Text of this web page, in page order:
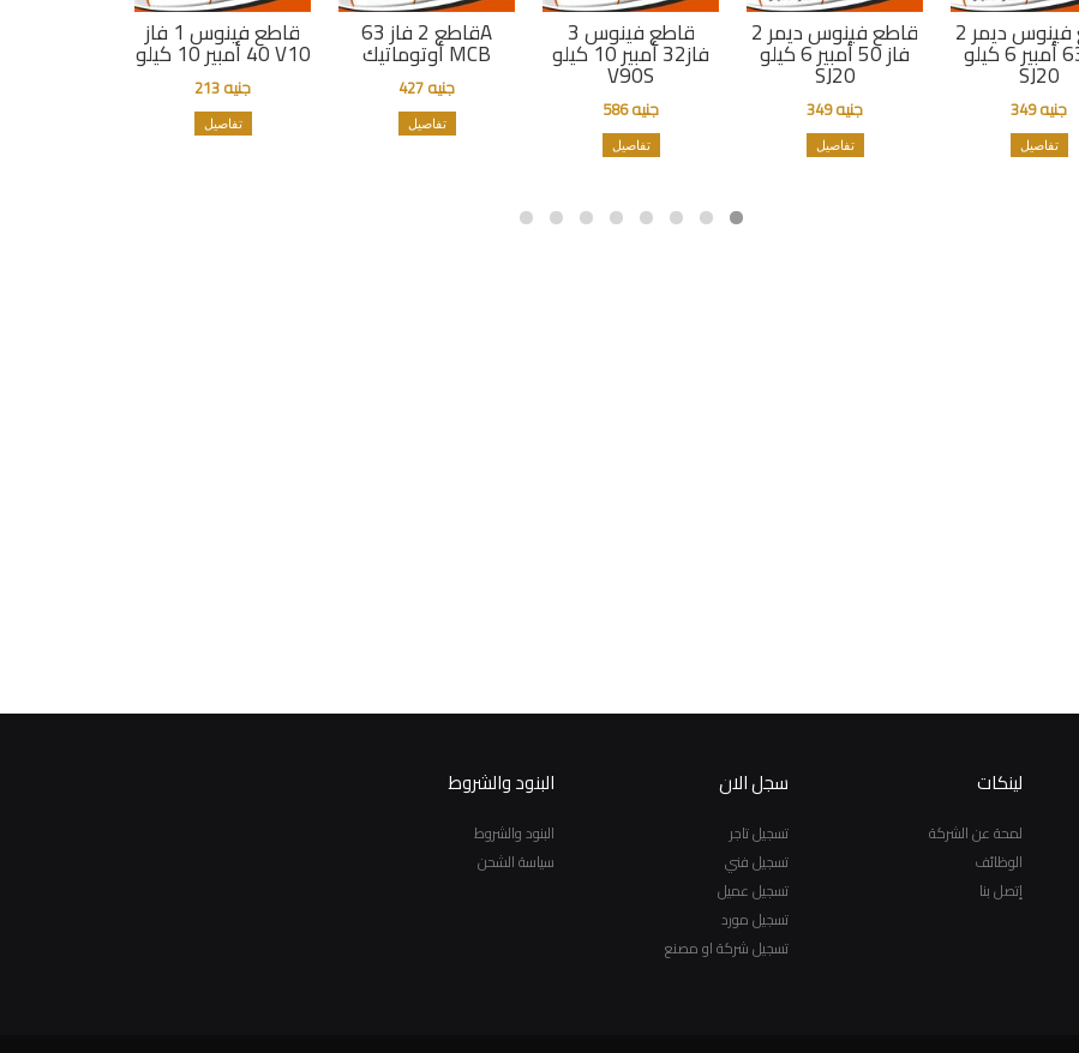
قاطع فينوس 1 فاز
40 أمبير 10 كيلو V10
جنيه 213
تفاصيل
قاطع 2 فاز 63A
أوتوماتيك MCB
جنيه 427
تفاصيل
قاطع فينوس 3
فاز32 أمبير 10 كيلو
V90S
جنيه 586
تفاصيل
قاطع فينوس ديمر 2
فاز 50 أمبير 6 كيلو
SJ20
جنيه 349
تفاصيل
قاطع فينوس ديمر 2
فاز 63 أمبير 6 كيلو
SJ20
جنيه 349
تفاصيل
لينكات
لمحة عن الشركة
الوظائف
إتصل بنا
سجل الان
تسجيل تاجر
تسجيل فني
تسجيل عميل
تسجيل مورد
تسجيل شركة او مصنع
البنود والشروط
البنود والشروط
سياسة الشحن